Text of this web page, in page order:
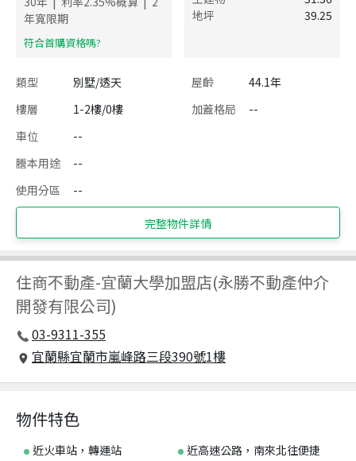
年寬限期
​符合首購資格嗎?
地坪
39.25
類型 別墅/透天 屋齡
44.1年
樓層
1-2樓/0樓 加蓋格局
--
車位
--
謄本用途
--
使用分區
--
完整物件詳情
住商不動產-宜蘭大學加盟店(永勝不動產仲介
開發有限公司)
03-9311-355
宜蘭縣宜蘭市嵐峰路三段390號1樓
物件特色
近火車站，轉運站
近高速公路，南來北往便捷